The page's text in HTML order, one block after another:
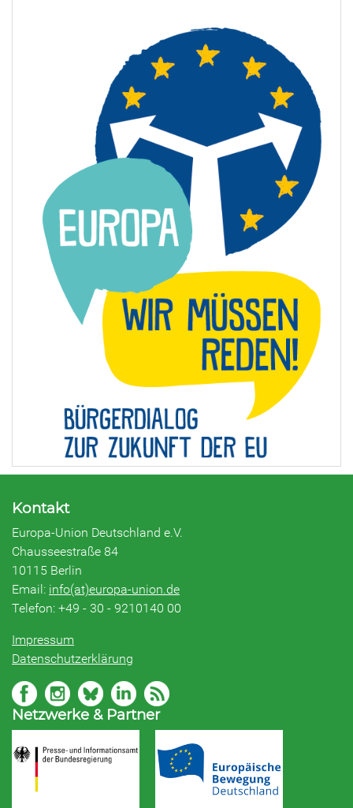
Kontakt
Europa-Union Deutschland e.V.
Chausseestraße 84
10115 Berlin
Email: info(at)europa-union.de
Telefon: +49 - 30 - 9210140 00
Impressum
Datenschutzerklärung
Netzwerke & Partner